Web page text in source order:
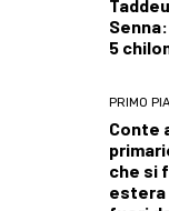
5
PRIMO
Conte
che si
estera